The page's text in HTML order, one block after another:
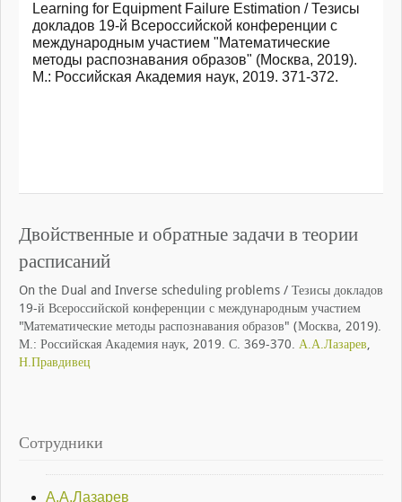
Learning for Equipment Failure Estimation / Тезисы
докладов 19-й Всероссийской конференции с
международным участием "Математические
методы распознавания образов" (Москва, 2019).
М.: Российская Академия наук, 2019. 371-372.
Двойственные и обратные задачи в теории
расписаний
On the Dual and Inverse scheduling problems / Тезисы докладов
19-й Всероссийской конференции с международным участием
"Математические методы распознавания образов" (Москва, 2019).
М.: Российская Академия наук, 2019. С. 369-370. А.А.Лазарев,
Н.Правдивец
Сотрудники
А.А.Лазарев